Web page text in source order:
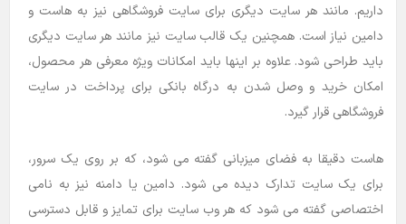
داریم. مانند هر سایت دیگری برای سایت فروشگاهی نیز به هاست و
دامین نیاز است. همچنین یک قالب سایت نیز مانند هر سایت دیگری
باید طراحی شود. علاوه بر اینها باید امکانات ویژه معرفی هر محصول،
امکان خرید و وصل شدن به درگاه بانکی برای پرداخت در سایت
فروشگاهی قرار گیرد.
هاست دقیقا به فضای میزبانی گفته می شود، که بر روی یک سرور،
برای یک سایت تدارک دیده می شود. دامین یا دامنه نیز به نامی
اختصاصی گفته می ‌شود که هر وب ‌سایت برای تمایز و قابل دسترسی